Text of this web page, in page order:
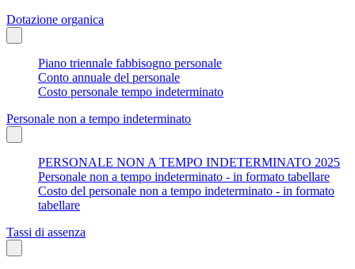
Dotazione organica
Piano triennale fabbisogno personale
Conto annuale del personale
Costo personale tempo indeterminato
Personale non a tempo indeterminato
PERSONALE NON A TEMPO INDETERMINATO 2025
Personale non a tempo indeterminato - in formato tabellare
Costo del personale non a tempo indeterminato - in formato
tabellare
Tassi di assenza